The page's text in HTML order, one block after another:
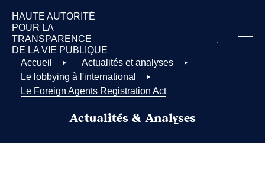
HAUTE AUTORITÉ
POUR LA
TRANSPARENCE
DE LAVIE PUBLIQUE
Accueil
Actualités et analyses
Le lobbying à l'international
Le Foreign Agents Registration Act
Actualités & Analyses